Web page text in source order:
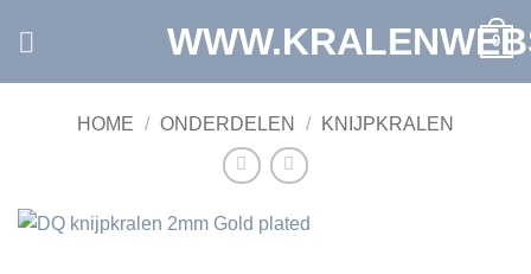
0
HOME / ONDERDELEN / KNIJPKRALEN